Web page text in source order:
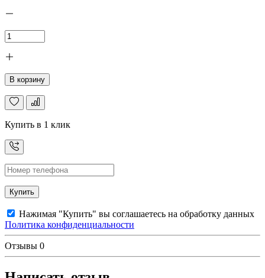
В корзину
Купить в 1 клик
Купить
Нажимая "Купить" вы соглашаетесь на обработку данных
Политика конфиденциальности
Отзывы 0